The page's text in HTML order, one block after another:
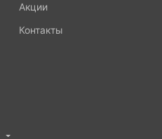
Акции
Контакты